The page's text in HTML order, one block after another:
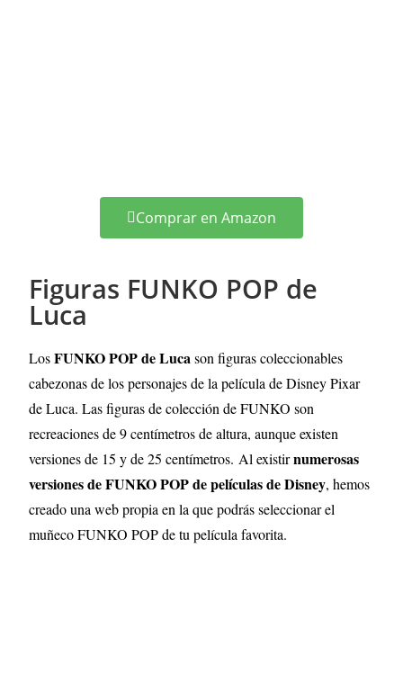
Comprar en Amazon
Figuras FUNKO POP de
Luca
LosFUNKO POP de Lucason figuras coleccionables
cabezonas de los personajes de la película de Disney Pixar
de Luca. Las figuras de colección de FUNKO son
recreaciones de 9 centímetros de altura, aunque existen
versiones de 15 y de 25 centímetros. Al existirnumerosas
versiones de FUNKO POP de películas de Disney, hemos
creado una web propia en la que podrás seleccionar el
muñeco FUNKO POP de tu película favorita.